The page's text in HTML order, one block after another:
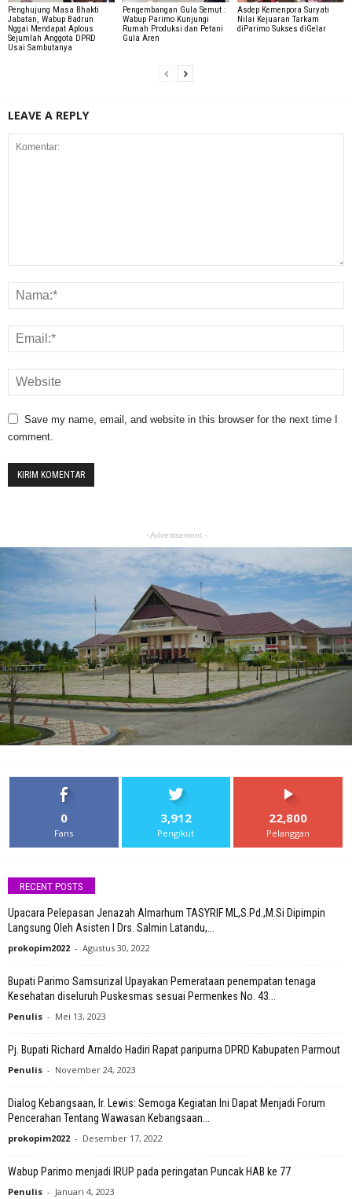
Penghujung Masa Bhakti
Jabatan, Wabup Badrun
Nggai Mendapat Aplous
Sejumlah Anggota DPRD
Usai Sambutanya
Pengembangan Gula Semut :
Wabup Parimo Kunjungi
Rumah Produksi dan Petani
Gula Aren
Asdep Kemenpora Suryati
Nilai Kejuaran Tarkam
diParimo Sukses diGelar
LEAVE A REPLY
Save my name, email, and website in this browser for the next time I
comment.
- Advertisement -
0
Fans
3,912
Pengikut
22,800
Pelanggan
RECENT POSTS
Upacara Pelepasan Jenazah Almarhum TASYRIF ML,S.Pd.,M.Si Dipimpin
Langsung Oleh Asisten I Drs. Salmin Latandu,...
prokopim2022 - Agustus 30, 2022
Bupati Parimo Samsurizal Upayakan Pemerataan penempatan tenaga
Kesehatan diseluruh Puskesmas sesuai Permenkes No. 43...
Penulis - Mei 13, 2023
Pj. Bupati Richard Arnaldo Hadiri Rapat paripurna DPRD Kabupaten Parmout
Penulis - November 24, 2023
Dialog Kebangsaan, Ir. Lewis: Semoga Kegiatan Ini Dapat Menjadi Forum
Pencerahan Tentang Wawasan Kebangsaan...
prokopim2022 - Desember 17, 2022
Wabup Parimo menjadi IRUP pada peringatan Puncak HAB ke 77
Penulis - Januari 4, 2023